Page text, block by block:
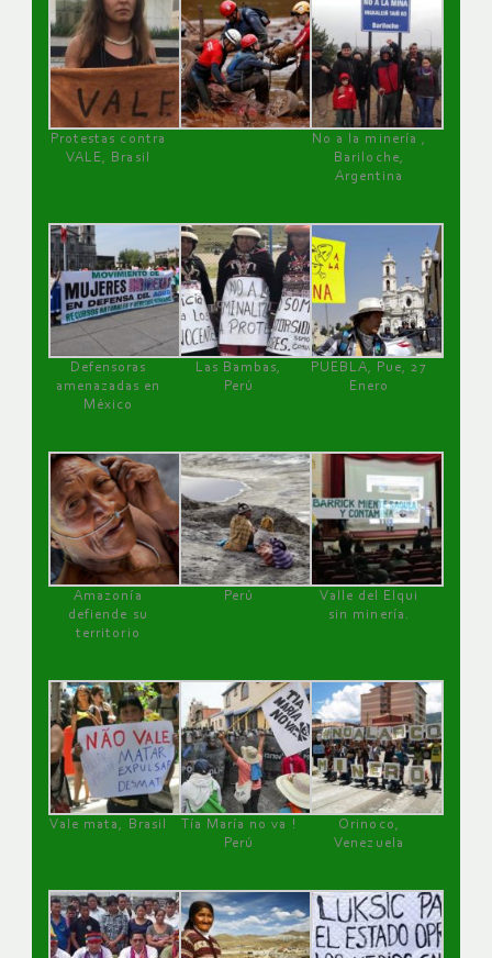
Protestas contra
VALE, Brasil
No a la minería ,
Bariloche,
Argentina
Defensoras
amenazadas en
México
Las Bambas,
Perú
PUEBLA, Pue, 27
Enero
Amazonía
defiende su
territorio
Perú
Valle del Elqui
sin minería.
Vale mata, Brasil
Tía María no va !
Perú
Orinoco,
Venezuela